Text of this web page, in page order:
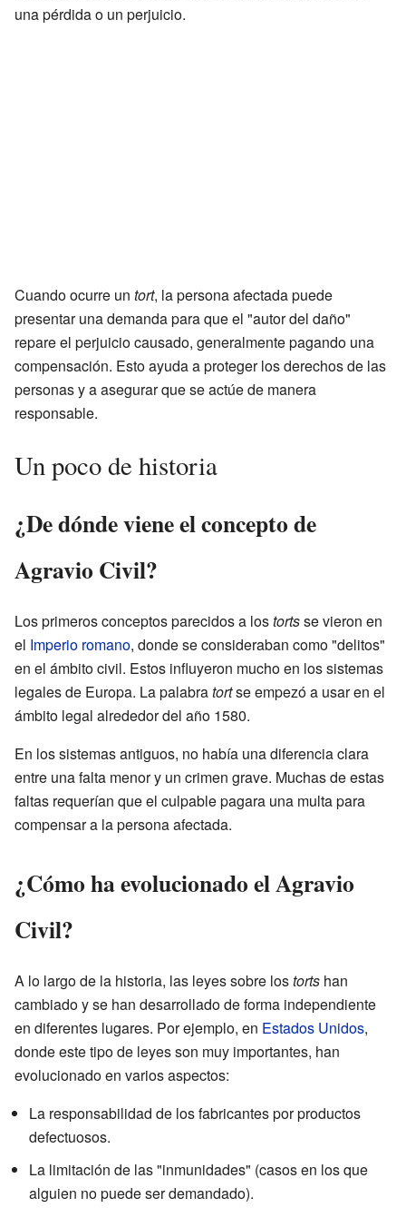
una pérdida o un perjuicio.
Cuando ocurre un tort, la persona afectada puede
presentar una demanda para que el "autor del daño"
repare el perjuicio causado, generalmente pagando una
compensación. Esto ayuda a proteger los derechos de las
personas y a asegurar que se actúe de manera
responsable.
Un poco de historia
¿De dónde viene el concepto de
Agravio Civil?
Los primeros conceptos parecidos a lostortsse vieron en
el Imperio romano, donde se consideraban como "delitos"
en el ámbito civil. Estos influyeron mucho en los sistemas
legales de Europa. La palabratortse empezó a usar en el
ámbito legal alrededor del año 1580.
En los sistemas antiguos, no había una diferencia clara
entre una falta menor y un crimen grave. Muchas de estas
faltas requerían que el culpable pagara una multa para
compensar a la persona afectada.
¿Cómo ha evolucionado el Agravio
Civil?
A lo largo de la historia, las leyes sobre lostorts han
cambiado y se han desarrollado de forma independiente
en diferentes lugares. Por ejemplo, en Estados Unidos,
donde este tipo de leyes son muy importantes, han
evolucionado en varios aspectos:
La responsabilidad de los fabricantes por productos
defectuosos.
La limitación de las "inmunidades" (casos en los que
alguien no puede ser demandado).